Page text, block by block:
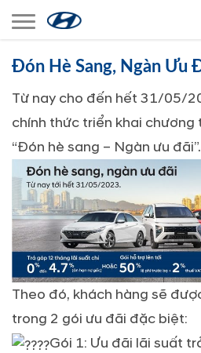
Toggle navigation
Đón Hè Sang, Ngàn Ưu
Từ nay cho đến hết 31/05/
chính thức triển khai
“Đón hè sang – Ngàn ưu đãi”.
Theo đó, khách hàng sẽ
trong 2 gói ưu đãi đặc biệt:
Gói 1: Ưu đãi lãi suất